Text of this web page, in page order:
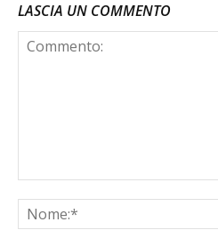
LASCIA UN COMMENTO